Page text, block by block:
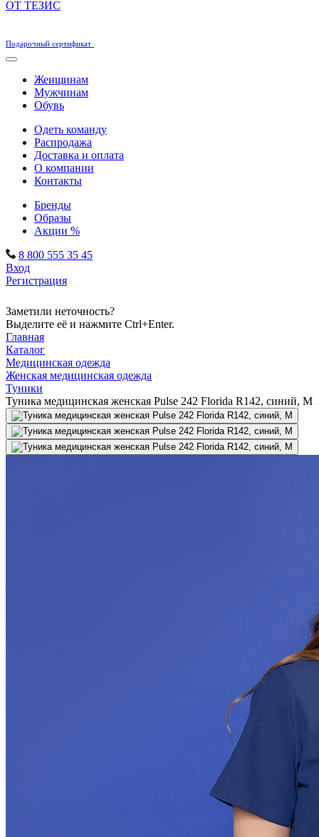
ОТ ТЕЗИС
Подарочный сертификат
Женщинам
Мужчинам
Обувь
Одеть команду
Распродажа
Доставка и оплата
О компании
Контакты
Бренды
Образы
Акции %
8 800 555 35 45
Вход
Регистрация
Заметили неточность?
Выделите её и нажмите Ctrl+Enter.
Главная
Каталог
Медицинская одежда
Женская медицинская одежда
Туники
Туника медицинская женская Pulse 242 Florida R142, синий, M